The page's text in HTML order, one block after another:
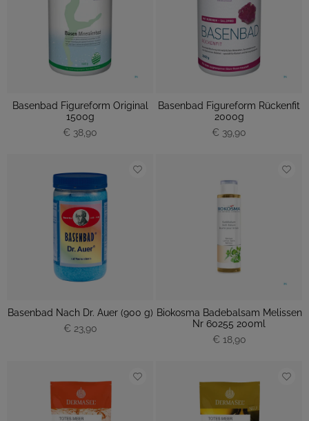
Basenbad Figureform Original
1500g
€ 38,90
Basenbad Figureform Rückenfit
2000g
€ 39,90
Basenbad Nach Dr. Auer (900 g)
€ 23,90
Biokosma Badebalsam Melissen
Nr 60255 200ml
€ 18,90